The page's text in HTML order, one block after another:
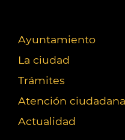
Ayuntamiento
La ciudad
Trámites
Atención ciudadana
Actualidad